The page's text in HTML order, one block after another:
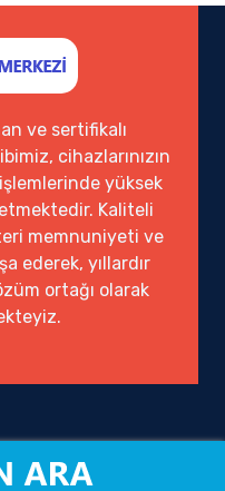
ve sertifikalı
cihazlarınızın
yüksek
Kaliteli
memnuniyeti ve
ederek, yıllardır
ortağı olarak